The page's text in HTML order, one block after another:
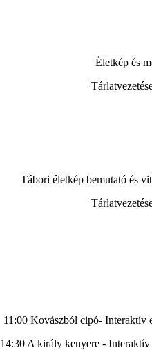
Életkép és
Tábori életkép bemutató és
11:00 Kovászból cipó- Interaktív
14:30 A király kenyere - Interaktív